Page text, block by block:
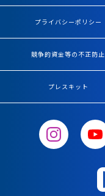
プライバシーポリシー
競争的資金等の不正防止
プレスキット